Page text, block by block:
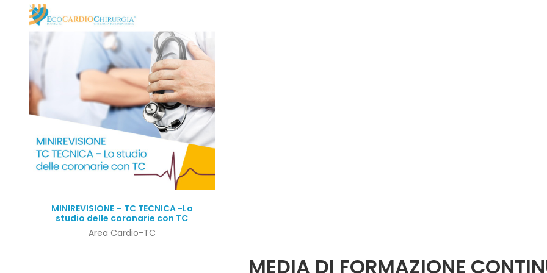
MINIREVISIONE – TC TECNICA -Lo
studio delle coronarie con TC
Area Cardio-TC
MEDIA DI FORMAZIONE